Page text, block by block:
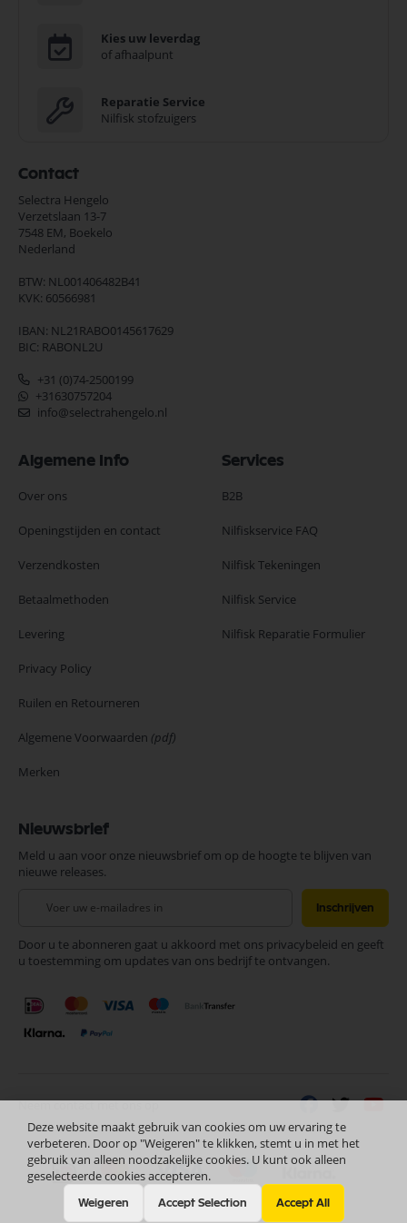
Kies uw leverdag
of afhaalpunt
Reparatie Service
Nilfisk stofzuigers
Contact
Selectra Hengelo
Verzetslaan 13-7
7548 EM, Boekelo
Nederland
BTW: NL001406482B41
KVK: 60566981
IBAN: NL21RABO0145617629
BIC: RABONL2U
+31 (0)74-2500199
+31630757204
info@selectrahengelo.nl
Algemene Info
Over ons
Openingstijden en contact
Verzendkosten
Betaalmethoden
Levering
Privacy Policy
Ruilen en Retourneren
Algemene Voorwaarden (pdf)
Merken
Services
B2B
Nilfiskservice FAQ
Nilfisk Tekeningen
Nilfisk Service
Nilfisk Reparatie Formulier
Nieuwsbrief
Meld u aan voor onze nieuwsbrief om op de hoogte te blijven van
nieuwe releases.
onze
nieuwsbrief
Inschrijven
Door u te abonneren gaat u akkoord met ons privacybeleid en geeft
u toestemming om updates van ons bedrijf te ontvangen.
Neem contact met ons op
Deze website maakt gebruik van cookies om uw ervaring te
verbeteren. Door op "Weigeren" te klikken, stemt u in met het
gebruik van alleen noodzakelijke cookies. U kunt ook alleen
geselecteerde cookies accepteren.
Weigeren Accept Selection Accept All